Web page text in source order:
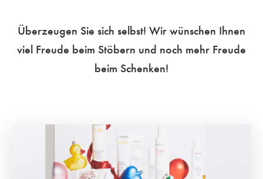
Überzeugen Sie sich selbst! Wir wünschen Ihnen
viel Freude beim Stöbern und noch mehr Freude
beim Schenken!